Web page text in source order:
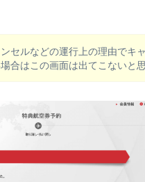
セルなどの運行上の理由でキ
合はこの画面は出てこないと思